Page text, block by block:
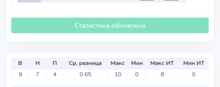
Статистика обновлена
В Н П Ср. разница Макс Мин Макс ИТ
Мин ИТ
9
7 4 0.65 10 0 8 0